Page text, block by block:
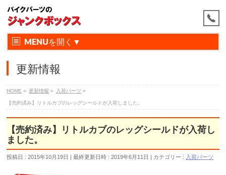
MENU
更新情報
HOME » 更新情報 » 入荷パーツ »
【売約済み】リトルカブのレッグシールドが入荷しました。
【売約済み】リトルカブのレッグシールドが入荷し
ました。
投稿日 : 2015年10月19日 最終更新日時 : 2019年6月11日 カテゴリー : 入荷パーツ